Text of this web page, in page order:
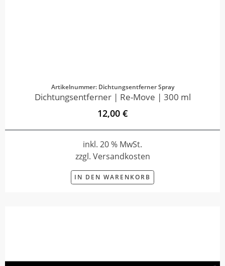
Artikelnummer: Dichtungsentferner Spray
Dichtungsentferner | Re-Move | 300 ml
12,00 €
inkl. 20 % MwSt.
zzgl. Versandkosten
IN DEN WARENKORB